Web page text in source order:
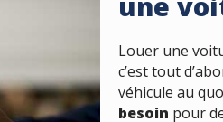
Louer une
c’est tout
véhicule au
besoin pour